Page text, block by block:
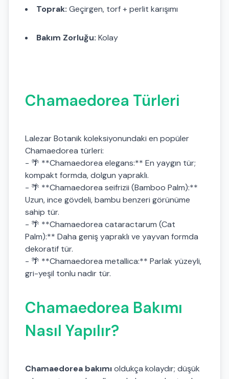
Toprak: Geçirgen, torf + perlit karışımı
Bakım Zorluğu: Kolay
Chamaedorea Türleri
Lalezar Botanik koleksiyonundaki en popüler
Chamaedorea türleri:
- 🌴 **Chamaedorea elegans:** En yaygın tür;
kompakt formda, dolgun yapraklı.
- 🌴 **Chamaedorea seifrizii (Bamboo Palm):**
Uzun, ince gövdeli, bambu benzeri görünüme
sahip tür.
- 🌴 **Chamaedorea cataractarum (Cat
Palm):** Daha geniş yapraklı ve yayvan formda
dekoratif tür.
- 🌴 **Chamaedorea metallica:** Parlak yüzeyli,
gri-yeşil tonlu nadir tür.
Chamaedorea Bakımı
Nasıl Yapılır?
Chamaedorea bakımıoldukça kolaydır; düşük